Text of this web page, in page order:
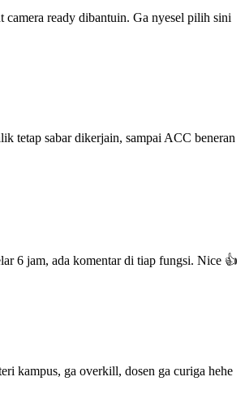
camera ready dibantuin. Ga nyesel pilih sini
tetap sabar dikerjain, sampai ACC beneran
6 jam, ada komentar di tiap fungsi. Nice 👍
kampus, ga overkill, dosen ga curiga hehe